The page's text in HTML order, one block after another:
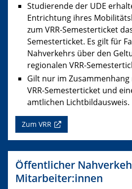
Studierende der UDE
Entrichtung ihres
zum VRR-Semesterticket
Semesterticket. Es gilt für
Nahverkehrs über den
regionalen VRR-
Gilt nur im
VRR-Semesterticket und
amtlichen Lichtbildausweis.
Zum VRR
Öffentlicher
Mitarbeiter:innen